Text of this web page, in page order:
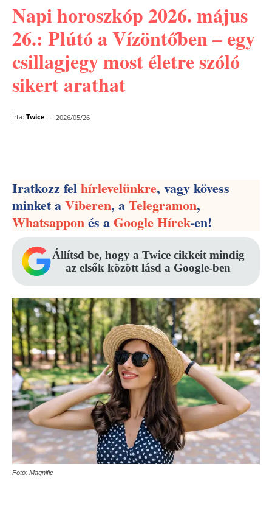
Napi horoszkóp 2026. május
26.: Plútó a Vízöntőben – egy
csillagjegy most életre szóló
sikert arathat
Írta: Twice - 2026/05/26
Iratkozz felhírlevelünkre, vagy kövess
minket aViberen, aTelegramon,
Whatsapponés aGoogle Hírek-en!
Állítsd be, hogy a Twice cikkeit mindig
az elsők között lásd a Google-ben
Fotó: Magnific